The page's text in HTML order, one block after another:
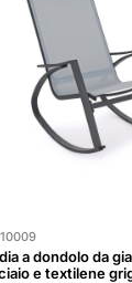
a dondolo da
e textilene